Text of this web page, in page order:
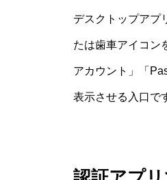
デスクトップアプ
たは歯車アイコン
アカウント」「
表示させる入口で